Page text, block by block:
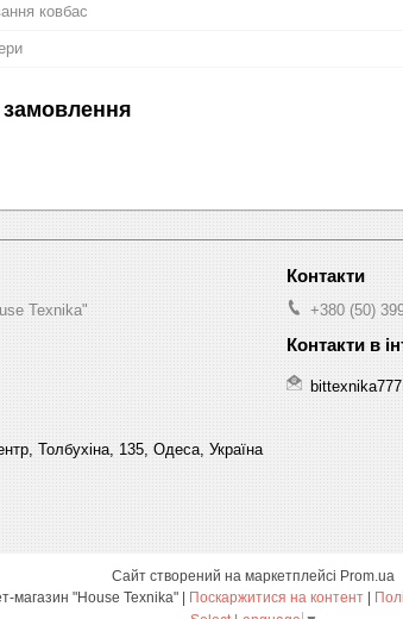
ковбас
Texnika"
Толбухіна, 135, Одеса, Україна
+380 (50)
Сайт створений на маркетплейсі Prom.ua
Поскаржитися на контент